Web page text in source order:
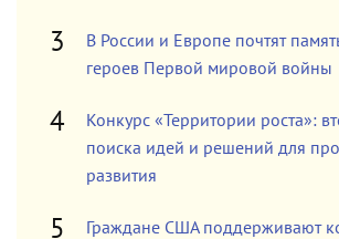
В России и Европе почтят
героев Первой мировой войны
Конкурс «Территории роста»:
поиска идей и решений для
развития
Граждане США поддерживают